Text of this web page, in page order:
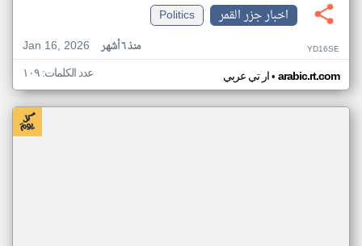
اخبار جزر القمر
Politics
Jan 16, 2026
منذ ٦ أشهر YD16SE
ار تي عربي• arabic.rt.com عدد الكلمات: ١٠٩